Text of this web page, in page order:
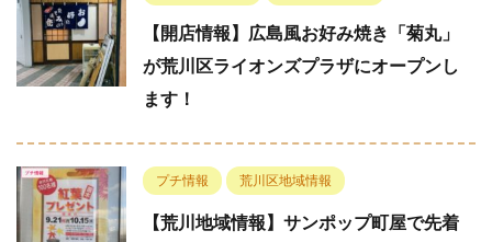
【開店情報】広島風お好み焼き「菊丸」
が荒川区ライオンズプラザにオープンし
ます！
プチ情報 荒川区地域情報
【荒川地域情報】サンポップ町屋で先着